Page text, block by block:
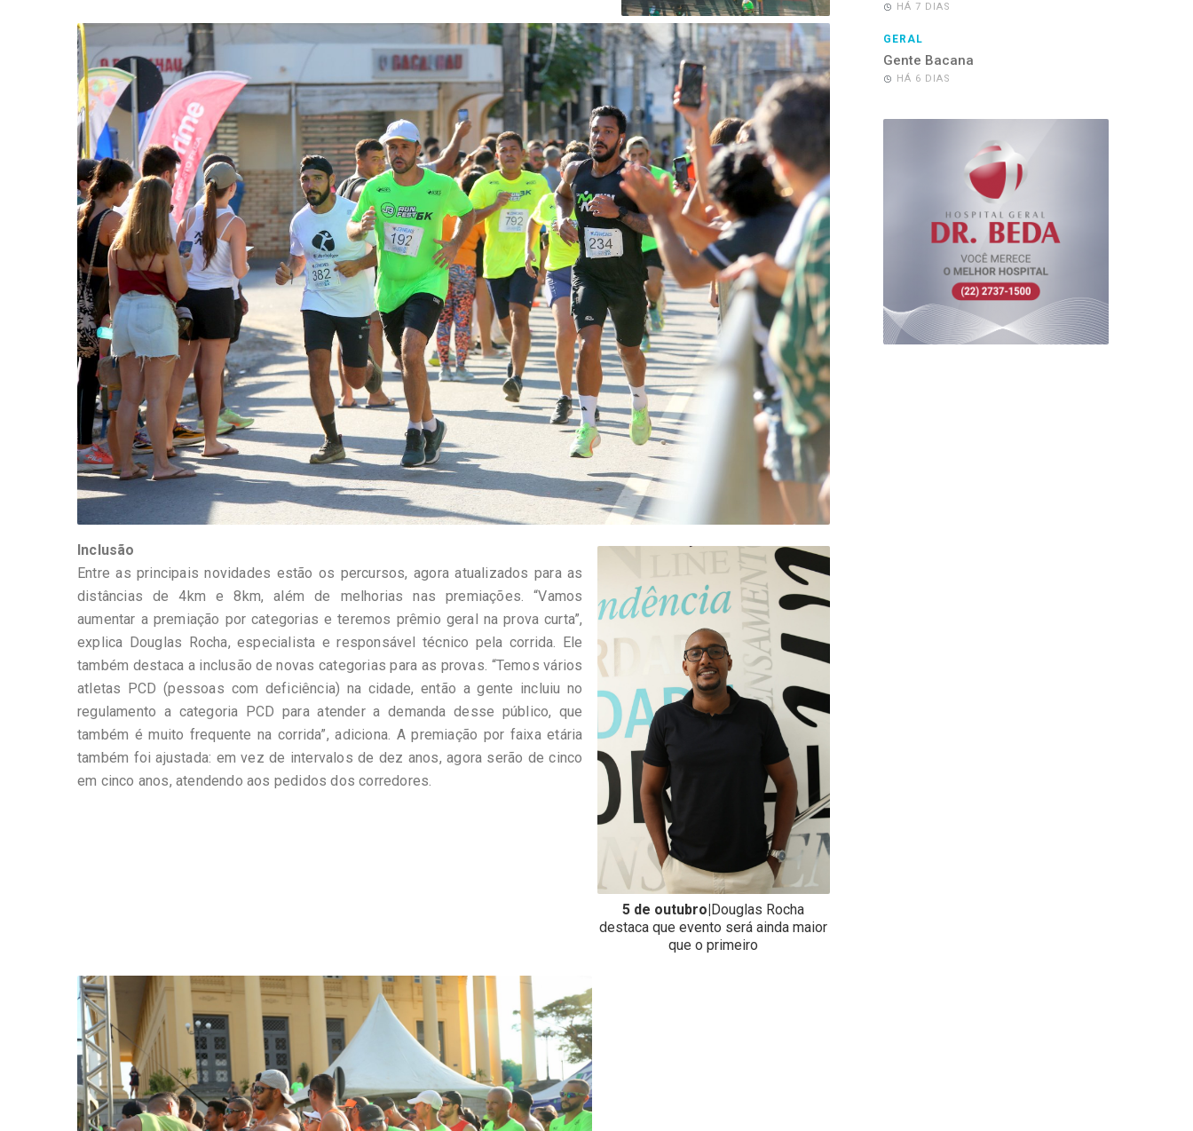
5 de outubro| Douglas Rocha
destaca que evento será ainda maior
que o primeiro
Inclusão
Entre as principais novidades estão os percursos, agora atualizados para as
distâncias de 4km e 8km, além de melhorias nas premiações. “Vamos
aumentar a premiação por categorias e teremos prêmio geral na prova curta”,
explica Douglas Rocha, especialista e responsável técnico pela corrida. Ele
também destaca a inclusão de novas categorias para as provas. “Temos vários
atletas PCD (pessoas com deficiência) na cidade, então a gente incluiu no
regulamento a categoria PCD para atender a demanda desse público, que
também é muito frequente na corrida”, adiciona. A premiação por faixa etária
também foi ajustada: em vez de intervalos de dez anos, agora serão de cinco
em cinco anos, atendendo aos pedidos dos corredores.
HÁ 7 DIAS
GERAL
Gente Bacana
HÁ 6 DIAS